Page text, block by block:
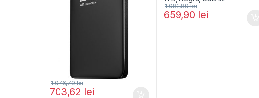
703,62 lei
1.076,79lei
659,90 lei
1.082,89lei